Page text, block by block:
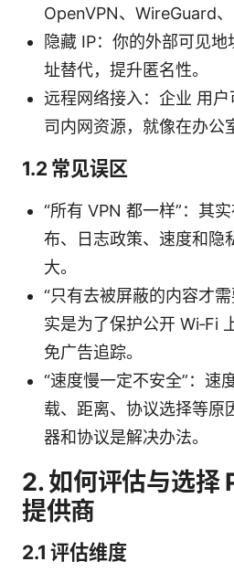
OpenVPN、WireGuard、
隐藏 IP：你的外部可见
址替代，提升匿名性。
远程网络接入：企业 用
司内网资源，就像在办公
1.2 常见误区
“所有 VPN 都一样”：其
布、日志政策、速度和隐
大。
“只有去被屏蔽的内容才
实是为了保护公开 Wi‑Fi
免广告追踪。
“速度慢一定不安全”：速
载、距离、协议选择等原
器和协议是解决办法。
2. 如何评估与选择
提供商
2.1 评估维度